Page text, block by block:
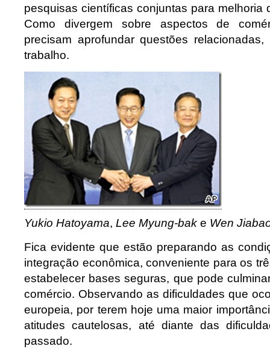
pesquisas científicas conjuntas para melhoria
Como divergem sobre aspectos de
precisam aprofundar questões
trabalho.
Yukio Hatoyama, Lee Myung-bak e Wen
Fica evidente que estão preparando as
integração econômica, conveniente para os
estabelecer bases seguras, que pode
comércio. Observando as dificuldades que
europeia, por terem hoje uma maior
atitudes cautelosas, até diante das
passado.